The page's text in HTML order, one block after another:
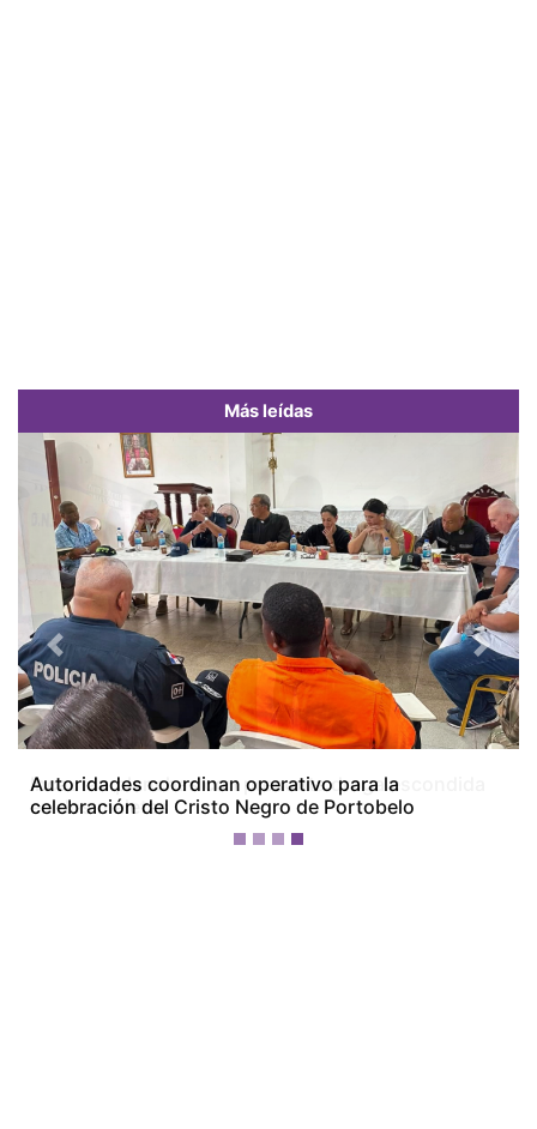
Más leídas
Incautan planchas con presunta droga escondida
en dos maletas
Previous Next